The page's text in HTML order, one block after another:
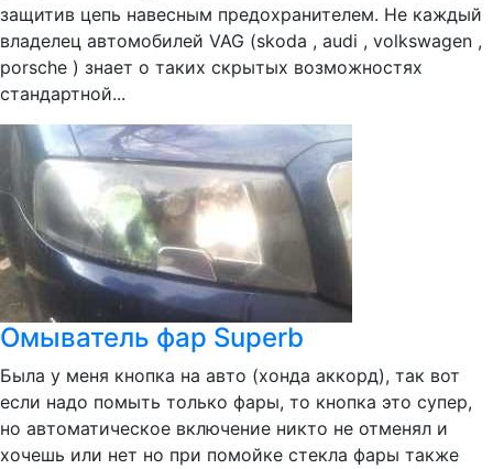
защитив цепь навесным предохранителем. Не каждый
владелец автомобилей VAG (skoda , audi , volkswagen ,
porsche ) знает о таких скрытых возможностях
стандартной...
Омыватель фар Superb
Была у меня кнопка на авто (хонда аккорд), так вот
если надо помыть только фары, то кнопка это супер,
но автоматическое включение никто не отменял и
хочешь или нет но при помойке стекла фары также